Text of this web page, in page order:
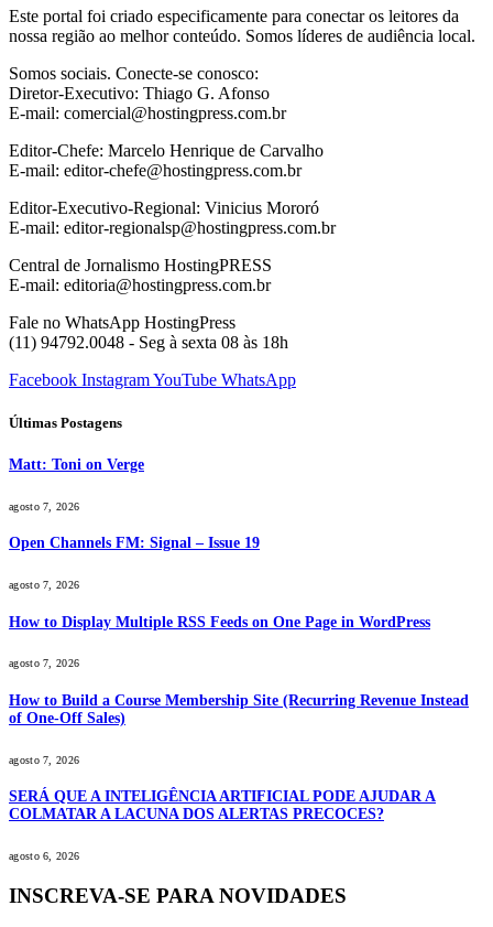
Este portal foi criado especificamente para conectar os leitores da
nossa região ao melhor conteúdo. Somos líderes de audiência local.
Somos sociais. Conecte-se conosco:
Diretor-Executivo: Thiago G. Afonso
E-mail: comercial@hostingpress.com.br
Editor-Chefe: Marcelo Henrique de Carvalho
E-mail: editor-chefe@hostingpress.com.br
Editor-Executivo-Regional: Vinicius Mororó
E-mail: editor-regionalsp@hostingpress.com.br
Central de Jornalismo HostingPRESS
E-mail: editoria@hostingpress.com.br
Fale no WhatsApp HostingPress
(11) 94792.0048 - Seg à sexta 08 às 18h
Facebook InstagramYouTube WhatsApp
Últimas Postagens
Matt: Toni on Verge
agosto 7, 2026
Open Channels FM: Signal – Issue 19
agosto 7, 2026
How to Display Multiple RSS Feeds on One Page in WordPress
agosto 7, 2026
How to Build a Course Membership Site (Recurring Revenue Instead
of One-Off Sales)
agosto 7, 2026
SERÁ QUE A INTELIGÊNCIA ARTIFICIAL PODE AJUDAR A
COLMATAR A LACUNA DOS ALERTAS PRECOCES?
agosto 6, 2026
INSCREVA-SE PARA NOVIDADES